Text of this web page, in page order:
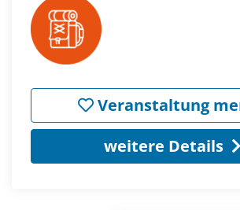
Veranstaltung
weitere Details